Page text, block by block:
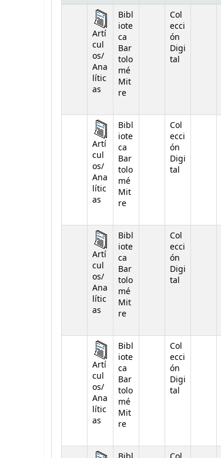
Existencias
Artí
cul
os/
Ana
lític
as
Bibl
iote
ca
Bar
tolo
mé
Mit
re
Col
ecci
ón
Digi
tal
Artí
cul
os/
Ana
lític
as
Bibl
iote
ca
Bar
tolo
mé
Mit
re
Col
ecci
ón
Digi
tal
Artí
cul
os/
Ana
lític
as
Bibl
iote
ca
Bar
tolo
mé
Mit
re
Col
ecci
ón
Digi
tal
Artí
cul
os/
Ana
lític
as
Bibl
iote
ca
Bar
tolo
mé
Mit
re
Col
ecci
ón
Digi
tal